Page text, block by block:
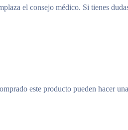
el consejo médico. Si tienes
este producto pueden hacer